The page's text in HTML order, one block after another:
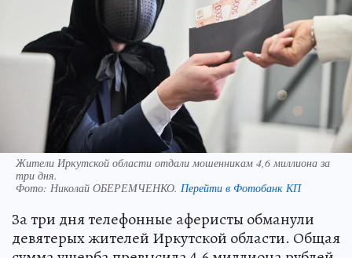
Жители Иркутской области отдали мошенникам 4,6 миллиона за
три дня.
Фото: Николай ОБЕРЕМЧЕНКО. Перейти в Фотобанк КП
За три дня телефонные аферисты обманули
девятерых жителей Иркутской области. Общая